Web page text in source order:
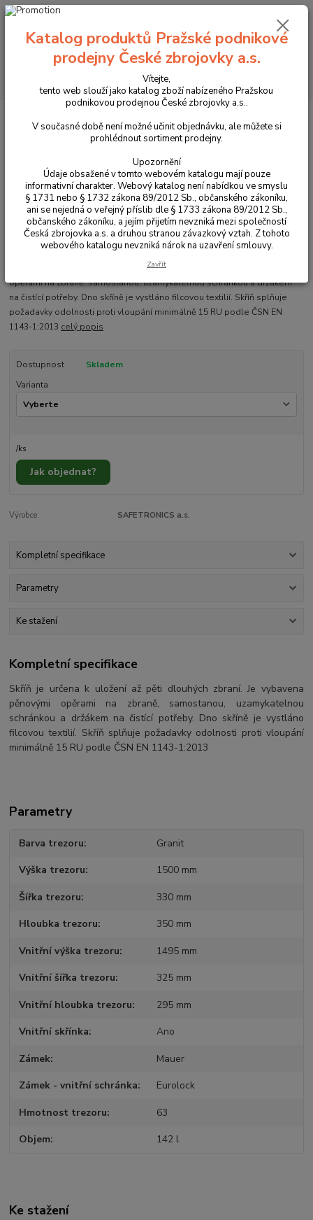
Menu
+420 225 375 800
Skříň na zbraně ZSL 5 M
Skříň je určena k uložení až pěti dlouhých zbraní. Je vybavena pěnovými
opěrami na zbraně, samostanou, uzamykatelnou schránkou a držákem
na čistící potřeby. Dno skříně je vystláno filcovou textilií. Skříň splňuje
požadavky odolnosti proti vloupání minimálně 15 RU podle ČSN EN
1143-1:2013 celý popis
Dostupnost
Skladem
Varianta
/ks
Jak objednat?
Výrobce: SAFETRONICS a.s.
Kompletní specifikace
Parametry
Ke stažení
Kompletní specifikace
Skříň je určena k uložení až pěti dlouhých zbraní. Je vybavena
pěnovými opěrami na zbraně, samostanou, uzamykatelnou
schránkou a držákem na čistící potřeby. Dno skříně je vystláno
filcovou textilií. Skříň splňuje požadavky odolnosti proti vloupání
minimálně 15 RU podle ČSN EN 1143-1:2013
Parametry
Barva trezoru Granit
Výška trezoru 1500 mm
Šířka trezoru 330 mm
Hloubka trezoru 350 mm
Vnitřní výška trezoru 1495 mm
Vnitřní šířka trezoru 325 mm
Vnitřní hloubka trezoru 295 mm
Vnitřní skřínka Ano
Zámek Mauer
Zámek - vnitřní schránka Eurolock
Hmotnost trezoru 63
Objem 142 l
Ke stažení
Katalog produktů Pražské podnikové
prodejny České zbrojovky a.s.
Vítejte,
tento web slouží jako katalog zboží nabízeného Pražskou
podnikovou prodejnou České zbrojovky a.s..
V současné době není možné učinit objednávku, ale můžete si
prohlédnout sortiment prodejny.
Upozornění
Údaje obsažené v tomto webovém katalogu mají pouze
informativní charakter. Webový katalog není nabídkou ve smyslu
§ 1731 nebo § 1732 zákona 89/2012 Sb., občanského zákoníku,
ani se nejedná o veřejný příslib dle § 1733 zákona 89/2012 Sb.,
občanského zákoníku, a jejím přijetím nevzniká mezi společností
Česká zbrojovka a.s. a druhou stranou závazkový vztah. Z tohoto
webového katalogu nevzniká nárok na uzavření smlouvy.
Zavřít